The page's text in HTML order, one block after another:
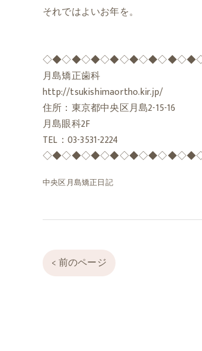
それではよいお年を。
月島矯正歯科
http://tsukishimaortho.kir.jp/
住所：東京都中央区月島2-15-16
月島眼科2F
TEL：03-3531-2224
中央区月島矯正日記
< 前のページ